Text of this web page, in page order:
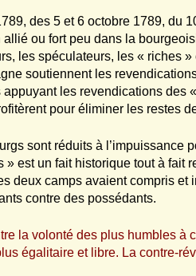
des 5 et 6 octobre 1789, du
allié ou fort peu dans la
les spéculateurs, les « riches
soutiennent les
les revendications des
pour éliminer les restes
sont réduits à l’impuissance
» est un fait historique tout à fait
deux camps avaient compris
contre des possédants.
la volonté des plus humbles à
égalitaire et libre. La contre-